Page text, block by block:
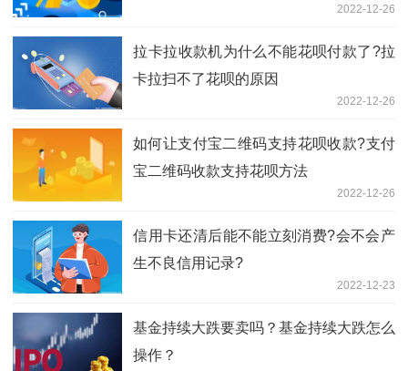
2022-12-26
​拉卡拉收款机为什么不能花呗付款了?拉
卡拉扫不了花呗的原因
2022-12-26
如何让支付宝二维码支持花呗收款?支付
宝二维码收款支持花呗方法
2022-12-26
​信用卡还清后能不能立刻消费?会不会​产
生不良信用记录?
2022-12-23
基金持续大跌要卖吗？基金持续大跌怎么
操作？